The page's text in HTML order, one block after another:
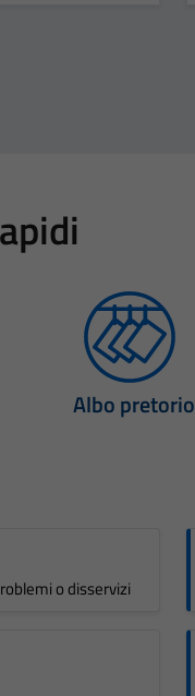
Albo pretorio
o disservizi